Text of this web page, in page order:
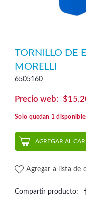
TORNILLO DE
MORELLI
6505160
$
Solo quedan 1
AGREGAR AL
Agregar a lista de
Compartir producto